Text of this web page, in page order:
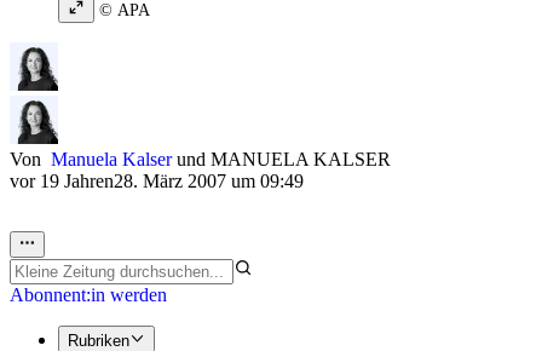
© APA
Von Manuela Kalserund MANUELA KALSER
vor 19 Jahren28. März 2007 um 09:49
Abonnent:in werden
Rubriken